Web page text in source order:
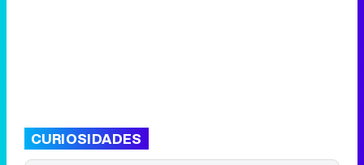
CURIOSIDADES